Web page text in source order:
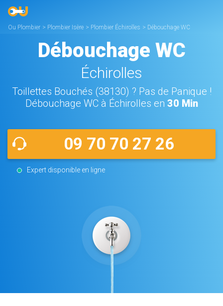
Ou Plombier > Plombier Isère > Plombier Échirolles > Débouchage WC
Débouchage WC
Échirolles
Toillettes Bouchés (38130) ? Pas de Panique !
Débouchage WC à Échirolles en 30 Min
09 70 70 27 26
Expert disponible en ligne